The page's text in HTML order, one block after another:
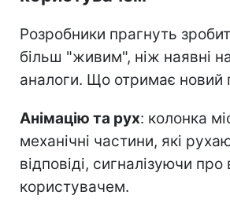
Розробники прагнуть
більш "живим", ніж наявні
аналоги. Що отримає новий
Анімацію та рух: колонка
механічні частини, які
відповіді, сигналізуючи
користувачем.